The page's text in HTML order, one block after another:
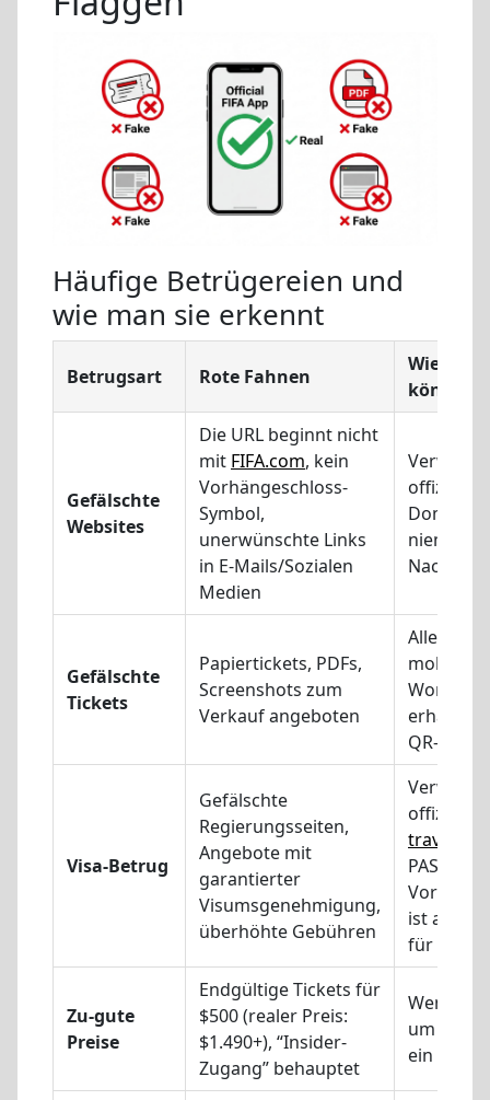
Häufige Betrügereien und
wie man sie erkennt
Betrugsart Rote Fahnen
Wie Sie
können
Gefälschte
Websites
Die URL beginnt nicht
mit FIFA.com, kein
Vorhängeschloss-
Symbol,
unerwünschte Links
in E-Mails/Sozialen
Medien
offizielle
Domain,
niemals
Gefälschte
Tickets
Papiertickets, PDFs,
Screenshots zum
Verkauf angeboten
Alle
mobil
World
erhältlich
QR-
Visa-Betrug
Gefälschte
Regierungsseiten,
Angebote mit
garantierter
Visumsgenehmigung,
überhöhte Gebühren
offizielle
PASS
ist aber
für eine
Zu-gute
Preise
Endgültige Tickets für
$500 (realer Preis:
$1.490+), “Insider-
Zugang” behauptet
Wenn es
um wahr
ein